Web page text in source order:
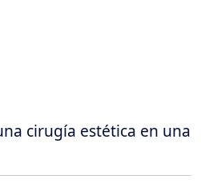
cirugía estética en una